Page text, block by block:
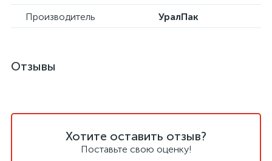
Производитель
УралПак
Отзывы
Хотите оставить отзыв?
Поставьте свою оценку!